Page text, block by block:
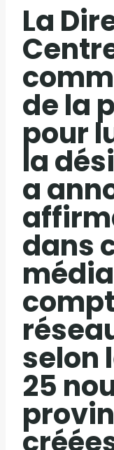
La
de la
pour
la
a
dans
selon
25